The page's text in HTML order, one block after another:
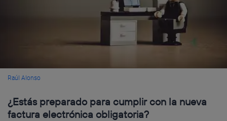
Raúl Alonso
¿Estás preparado para cumplir con la nueva
factura electrónica obligatoria?